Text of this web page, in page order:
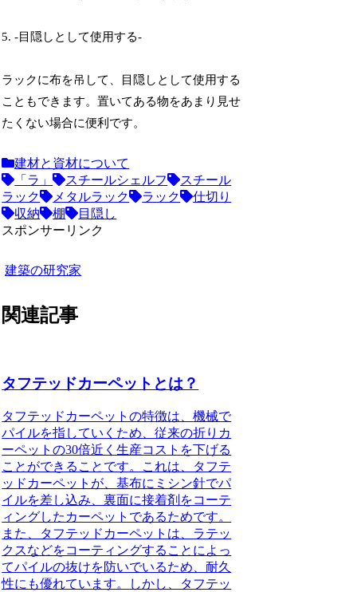
5. -目隠しとして使用する-
ラックに布を吊して、目隠しとして使用する
こともできます。置いてある物をあまり見せ
たくない場合に便利です。
建材と資材について
「ラ」
スチールシェルフ
スチール
ラック
メタルラック ラック
仕切り
収納
棚
目隠し
スポンサーリンク
建築の研究家
関連記事
タフテッドカーペットとは？
タフテッドカーペットの特徴は、機械で
パイルを指していくため、従来の折りカ
ーペットの30倍近く生産コストを下げる
ことができること です。これは、タフテ
ッドカーペットが、基布にミシン針でパ
イルを差し込み、裏面に接着剤をコーテ
ィングしたカーペットであるためです。
また、タフテッドカーペットは、ラテッ
クスなどをコーティングすることによっ
てパイルの抜けを防いでいるため、耐久
性にも優れています。しかし、タフテッ